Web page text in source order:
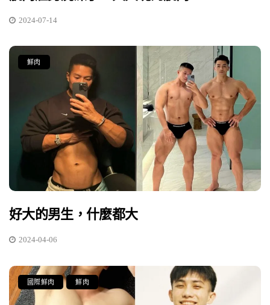
2024-07-14
鮮肉
好大的男生，什麼都大
2024-04-06
國際鮮肉 鮮肉